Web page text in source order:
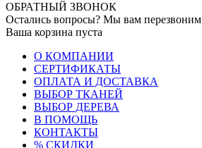
ОБРАТНЫЙ ЗВОНОК
Остались вопросы? Мы вам перезвоним
Ваша корзина пуста
О КОМПАНИИ
СЕРТИФИКАТЫ
ОПЛАТА И ДОСТАВКА
ВЫБОР ТКАНЕЙ
ВЫБОР ДЕРЕВА
В ПОМОЩЬ
КОНТАКТЫ
% СКИДКИ